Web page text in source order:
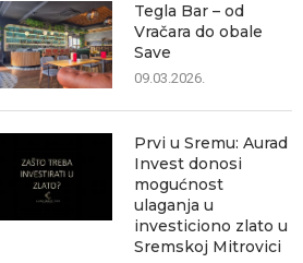
Tegla Bar – od
Vračara do obale
Save
09.03.2026.
Prvi u Sremu: Aurad
Invest donosi
mogućnost
ulaganja u
investiciono zlato u
Sremskoj Mitrovici